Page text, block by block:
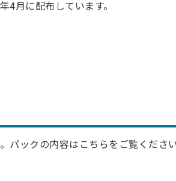
4月に配布しています。
ックの内容はこちらをご覧ください